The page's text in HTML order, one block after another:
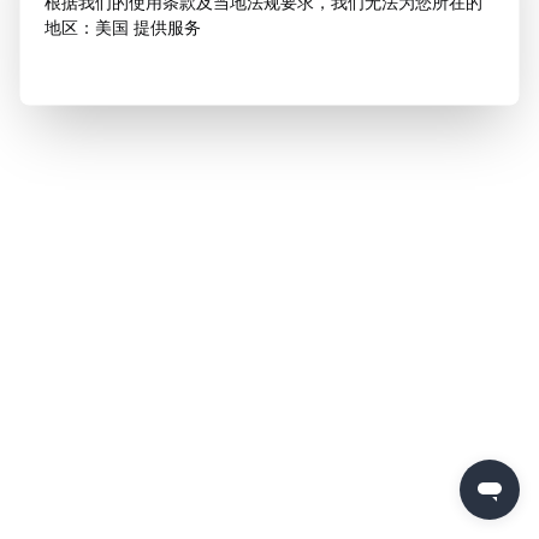
地区：美国 提供服务